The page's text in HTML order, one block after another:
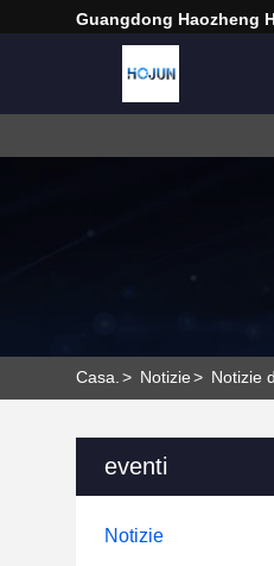
Guangdong Haozheng
Casa. > Notizie> Notizie
eventi
Notizie